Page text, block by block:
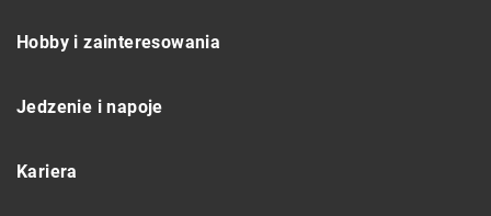
Hobby i zainteresowania
Jedzenie i napoje
Kariera